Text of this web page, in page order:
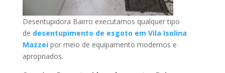
Desentupidora Bairro executamos qualquer tipo
de desentupimento de esgoto em Vila Isolina
Mazzeipor meio de equipamento modernos e
apropriados.